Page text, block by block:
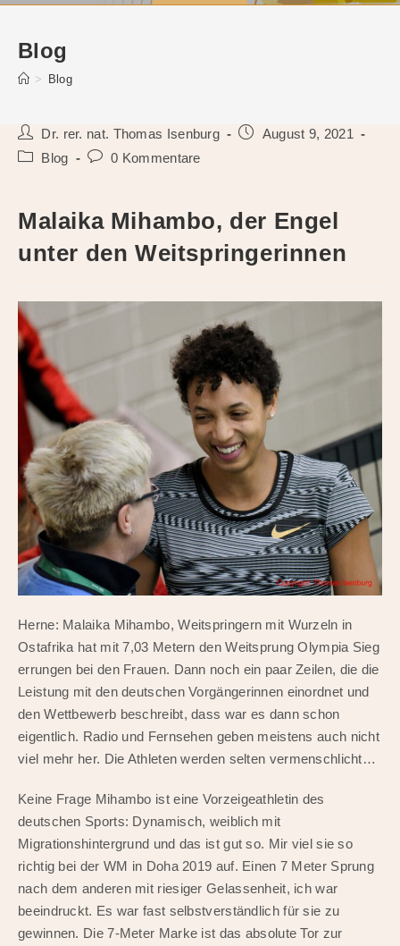
Blog
> Blog
Beitrags-
Autor:
Dr. rer. nat. Thomas Isenburg
BeitragAugust 9, 2021
Beitrags-
Blog
Beitrags-
0 Kommentare
Malaika Mihambo, der Engel
unter den Weitspringerinnen
Herne: Malaika Mihambo, Weitspringern mit Wurzeln in
Ostafrika hat mit 7,03 Metern den Weitsprung Olympia Sieg
errungen bei den Frauen. Dann noch ein paar Zeilen, die die
Leistung mit den deutschen Vorgängerinnen einordnet und
den Wettbewerb beschreibt, dass war es dann schon
eigentlich. Radio und Fernsehen geben meistens auch nicht
viel mehr her. Die Athleten werden selten vermenschlicht…
Keine Frage Mihambo ist eine Vorzeigeathletin des
deutschen Sports: Dynamisch, weiblich mit
Migrationshintergrund und das ist gut so. Mir viel sie so
richtig bei der WM in Doha 2019 auf. Einen 7 Meter Sprung
nach dem anderen mit riesiger Gelassenheit, ich war
beeindruckt. Es war fast selbstverständlich für sie zu
gewinnen. Die 7-Meter Marke ist das absolute Tor zur